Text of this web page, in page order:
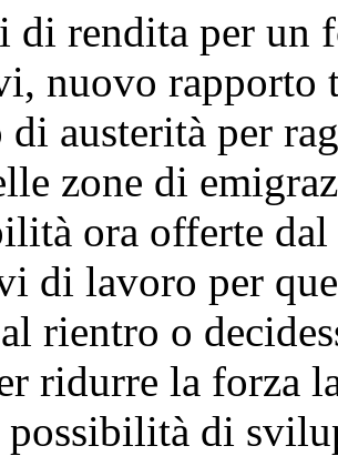
di rendita per un
nuovo rapporto
di austerità per
zone di
ora offerte
di lavoro per
rientro o
ridurre la forza
possibilità di